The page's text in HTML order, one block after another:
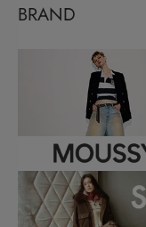
BRAND